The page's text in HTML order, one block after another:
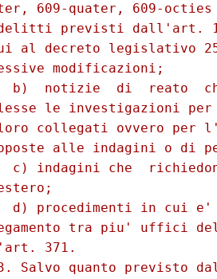
609-quater, 609-
previsti dall'art.
al decreto legislativo
modificazioni;
b)  notizie  di  reato
le investigazioni
collegati ovvero per
alle indagini o di
c) indagini che
d) procedimenti in cui
tra piu' uffici
371.
Salvo quanto previsto